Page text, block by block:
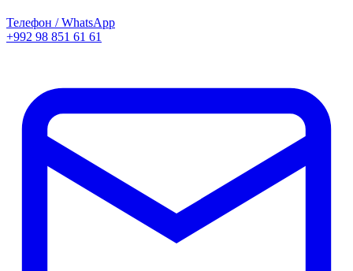
Телефон / WhatsApp
+992 98 851 61 61